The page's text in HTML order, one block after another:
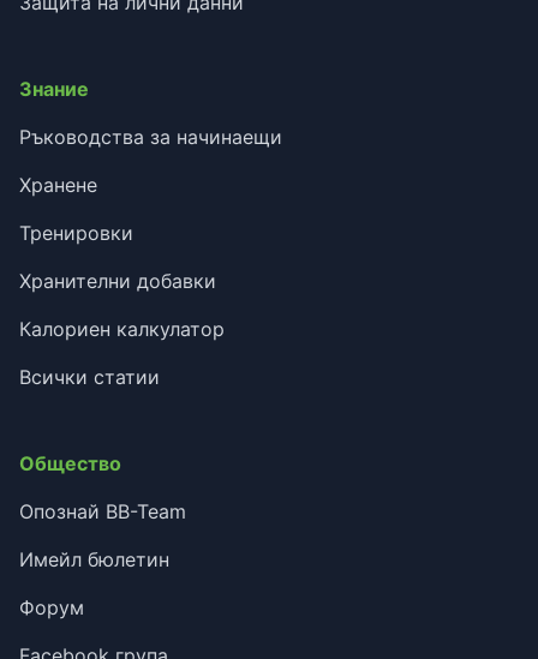
Знание
Ръководства за начинаещи
Хранене
Тренировки
Хранителни добавки
Калориен калкулатор
Всички статии
Общество
Опознай BB-Team
Имейл бюлетин
Форум